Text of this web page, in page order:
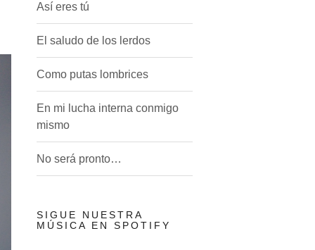
Así eres tú
El saludo de los lerdos
Como putas lombrices
En mi lucha interna conmigo
mismo
No será pronto…
SIGUE NUESTRA
MÚSICA EN SPOTIFY